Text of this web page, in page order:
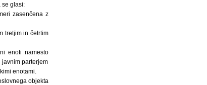
se glasi:
zasenčena z
tretjim in četrtim
enoti namesto
parterjem
enotami.
objekta